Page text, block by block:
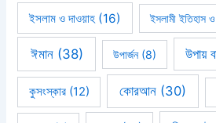
ইসলাম ও দাওয়াহ (16) ইসলামী ইতিহাস
ঈমান(38) উপার্জন(8) উপায়
কুসংস্কার(12) কোরআন (30)